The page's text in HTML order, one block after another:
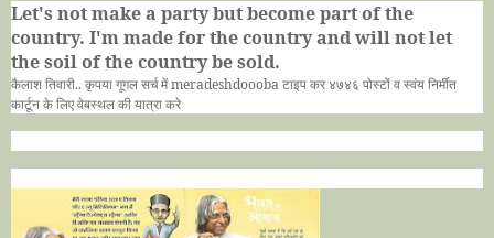
Let's not make a party but become part of the
country. I'm made for the country and will not let
the soil of the country be sold.
कैलाश तिवारी.. कृपया गूगल सर्च मेंmeradeshdooobaटाइप कर ४७४६ पोस्टों व स्वंय निर्मीत
कार्टून के लिए वेबस्थल की यात्रा करे